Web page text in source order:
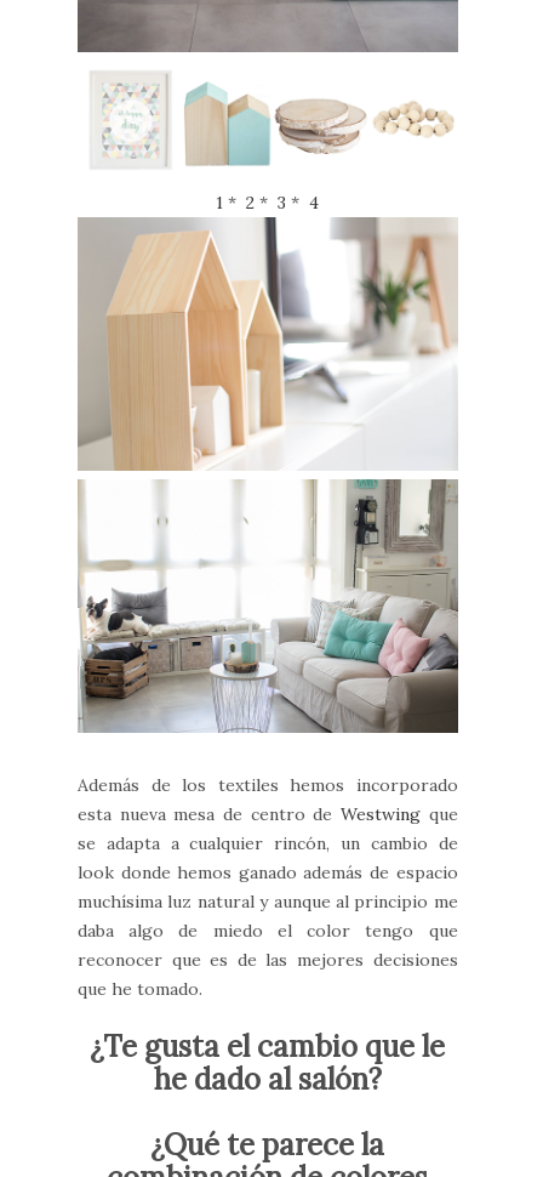
1 *2 *3 *4
Además de los textiles hemos incorporado
esta nueva mesa de centro de Westwingque
se adapta a cualquier rincón, un cambio de
look donde hemos ganado además de espacio
muchísima luz natural y aunque al principio me
daba algo de miedo el color tengo que
reconocer que es de las mejores decisiones
que he tomado.
¿Te gusta el cambio que le
he dado al salón?
¿Qué te parece la